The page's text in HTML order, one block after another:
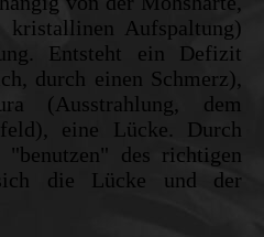
kristallinen Aufspaltung)
Entsteht ein Defizit
durch einen Schmerz),
(Ausstrahlung, dem
eine Lücke. Durch
"benutzen" des richtigen
die Lücke und der